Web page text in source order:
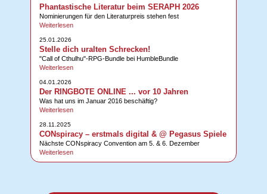
Phantastische Literatur beim SERAPH 2026
Nominierungen für den Literaturpreis stehen fest
Weiterlesen
25.01.2026
Stelle dich uralten Schrecken!
"Call of Cthulhu"-RPG-Bundle bei HumbleBundle
Weiterlesen
04.01.2026
Der RINGBOTE ONLINE ... vor 10 Jahren
Was hat uns im Januar 2016 beschäftig?
Weiterlesen
28.11.2025
CONspiracy – erstmals digital & @ Pegasus Spiele
Nächste CONspiracy Convention am 5. & 6. Dezember
Weiterlesen